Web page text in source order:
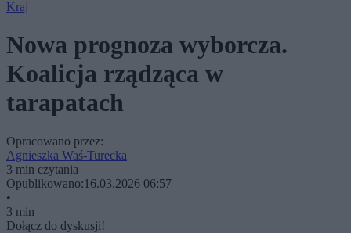
Kraj
Nowa prognoza wyborcza.
Koalicja rządząca w
tarapatach
Opracowano przez:
Agnieszka Waś-Turecka
3 min czytania
Opublikowano:16.03.2026 06:57
•
3 min
Dołącz do dyskusji!